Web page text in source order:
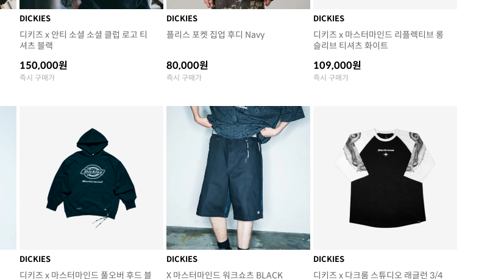
DICKIES
디키즈 x 안티 소셜 소셜 클럽 로고 티
셔츠 블랙
150,000원
즉시 구매가
DICKIES
플리스 포켓 집업 후디 Navy
80,000원
즉시 구매가
DICKIES
디키즈 x 마스터마인드 리플렉티브 롱
슬리브 티셔츠 화이트
109,000원
즉시 구매가
DICKIES
디키즈 x 마스터마인드 풀오버 후드 블
DICKIES
X 마스터마인드 워크쇼츠 BLACK
DICKIES
디키즈 x 다크룸 스튜디오 래글런 3/4